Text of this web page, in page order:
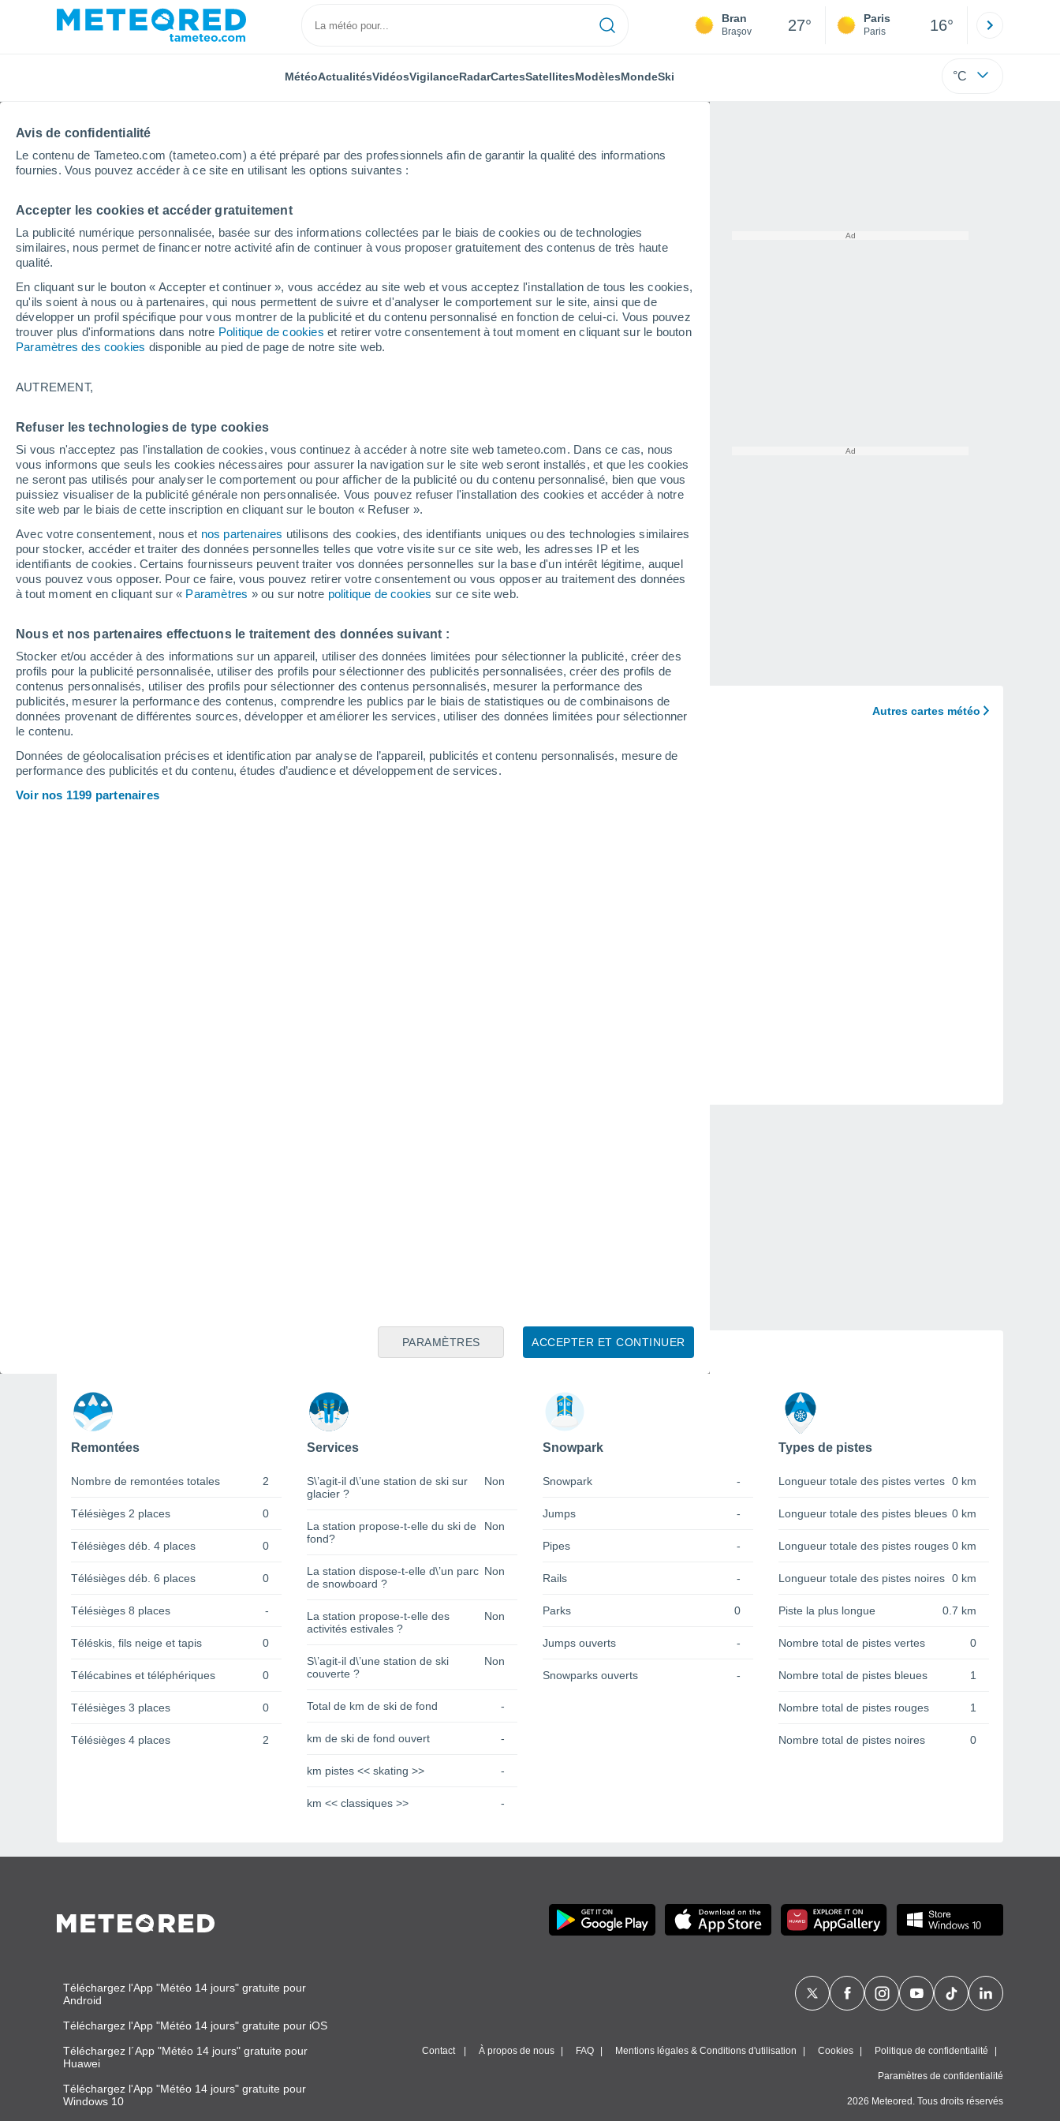
Avis de confidentialité
Le contenu de Tameteo.com (tameteo.com) a été préparé par des professionnels afin de garantir la qualité des informations
fournies. Vous pouvez accéder à ce site en utilisant les options suivantes :
Accepter les cookies et accéder gratuitement
La publicité numérique personnalisée, basée sur des informations collectées par le biais de cookies ou de technologies
similaires, nous permet de financer notre activité afin de continuer à vous proposer gratuitement des contenus de très haute
qualité.
En cliquant sur le bouton « Accepter et continuer », vous accédez au site web et vous acceptez l'installation de tous les cookies,
qu'ils soient à nous ou à partenaires, qui nous permettent de suivre et d'analyser le comportement sur le site, ainsi que de
développer un profil spécifique pour vous montrer de la publicité et du contenu personnalisé en fonction de celui-ci. Vous pouvez
trouver plus d'informations dans notre Politique de cookies et retirer votre consentement à tout moment en cliquant sur le bouton
Paramètres des cookies disponible au pied de page de notre site web.
AUTREMENT,
Refuser les technologies de type cookies
Si vous n'acceptez pas l'installation de cookies, vous continuez à accéder à notre site web tameteo.com. Dans ce cas, nous
vous informons que seuls les cookies nécessaires pour assurer la navigation sur le site web seront installés, et que les cookies
ne seront pas utilisés pour analyser le comportement ou pour afficher de la publicité ou du contenu personnalisé, bien que vous
puissiez visualiser de la publicité générale non personnalisée. Vous pouvez refuser l'installation des cookies et accéder à notre
site web par le biais de cette inscription en cliquant sur le bouton « Refuser ».
Avec votre consentement, nous et nos partenaires utilisons des cookies, des identifiants uniques ou des technologies similaires
pour stocker, accéder et traiter des données personnelles telles que votre visite sur ce site web, les adresses IP et les
identifiants de cookies. Certains fournisseurs peuvent traiter vos données personnelles sur la base d'un intérêt légitime, auquel
vous pouvez vous opposer. Pour ce faire, vous pouvez retirer votre consentement ou vous opposer au traitement des données
à tout moment en cliquant sur « Paramètres » ou sur notre politique de cookies sur ce site web.
Nous et nos partenaires effectuons le traitement des données suivant :
Stocker et/ou accéder à des informations sur un appareil, utiliser des données limitées pour sélectionner la publicité, créer des
profils pour la publicité personnalisée, utiliser des profils pour sélectionner des publicités personnalisées, créer des profils de
contenus personnalisés, utiliser des profils pour sélectionner des contenus personnalisés, mesurer la performance des
publicités, mesurer la performance des contenus, comprendre les publics par le biais de statistiques ou de combinaisons de
données provenant de différentes sources, développer et améliorer les services, utiliser des données limitées pour sélectionner
le contenu.
Données de géolocalisation précises et identification par analyse de l’appareil, publicités et contenu personnalisés, mesure de
performance des publicités et du contenu, études d’audience et développement de services.
Voir nos 1199 partenaires
ACCEPTER ET CONTINUER
PARAMÈTRES
Bran
Braşov 27° Paris
Paris 16°
MétéoActualitésVidéosVigilanceRadarCartesSatellitesModèlesMondeSki °C
Accueil Roumanie Comté de Braşov
Fermée
Bran
Ouverture
Il manque 139 jours
Fermeture
Aujourd´hui
8 Août
Demain
9 Août
Lundi
10 Août
Bulletin enneigement pour aujourd'hui
Pistes par niveau de difficulté 0 1 1 0
Kilomètres skiables - / 1
Pistes ouvertes - / 2
Remontées - / 2
État de la neige
Epaisseur de neige au sommet -
Tyoe de neige à la base
Tyoe de neige au sommet
Hauteur de neige Autres cartes météo
Informations utiles sur Bran
Remontées
Nombre de remontées totales 2
Télésièges 2 places 0
Télésièges déb. 4 places 0
Télésièges déb. 6 places 0
Télésièges 8 places -
Téléskis, fils neige et tapis 0
Télécabines et téléphériques 0
Télésièges 3 places 0
Télésièges 4 places 2
Services
S\’agit-il d\’une station de ski sur
glacier ?
Non
La station propose-t-elle du ski de
fond?
Non
La station dispose-t-elle d\’un parc
de snowboard ?
Non
La station propose-t-elle des
activités estivales ?
Non
S\’agit-il d\’une station de ski
couverte ?
Non
Total de km de ski de fond -
km de ski de fond ouvert -
km pistes << skating >> -
km << classiques >> -
Snowpark
Snowpark -
Jumps -
Pipes -
Rails -
Parks 0
Jumps ouverts -
Snowparks ouverts -
Types de pistes
Longueur totale des pistes vertes 0 km
Longueur totale des pistes bleues 0 km
Longueur totale des pistes rouges 0 km
Longueur totale des pistes noires 0 km
Piste la plus longue 0.7 km
Nombre total de pistes vertes 0
Nombre total de pistes bleues 1
Nombre total de pistes rouges 1
Nombre total de pistes noires 0
Téléchargez l'App "Météo 14 jours" gratuite pour
Android
Téléchargez l'App "Météo 14 jours" gratuite pour iOS
Téléchargez l´App "Météo 14 jours" gratuite pour
Huawei
Téléchargez l'App "Météo 14 jours" gratuite pour
Windows 10
Contact À propos de nous FAQ Mentions légales & Conditions d'utilisation Cookies Politique de confidentialité
Paramètres de confidentialité
2026 Meteored. Tous droits réservés